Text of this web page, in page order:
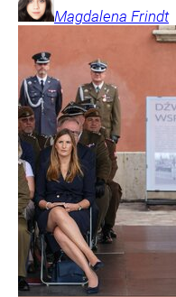
Magdalena Frindt